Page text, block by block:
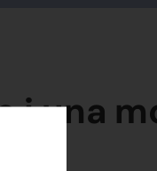
i una